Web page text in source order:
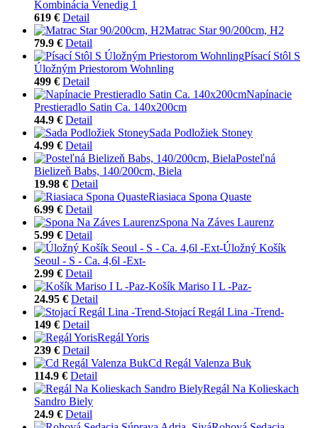
Kombinácia Venedig 1
619 € Detail
Matrac Star 90/200cm, H2
79.9 € Detail
Písací Stôl S
Úložným Priestorom Wohnling
499 € Detail
Napínacie
Prestieradlo Satin Ca. 140x200cm
44.9 € Detail
Sada Podložiek Stoney
4.99 € Detail
Posteľná
Bielizeň Babs, 140/200cm, Biela
19.98 € Detail
Riasiaca Spona Quaste
6.99 € Detail
Spona Na Záves Laurenz
5.99 € Detail
Úložný Košík
Seoul - S - Ca. 4,6l -Ext-
2.99 € Detail
Košík Mariso I L -Paz-
24.95 € Detail
Stojací Regál Lina -Trend-
149 € Detail
Regál Yoris
239 € Detail
Cd Regál Valenza Buk
114.9 € Detail
Regál Na Kolieskach
Sandro Biely
24.9 € Detail